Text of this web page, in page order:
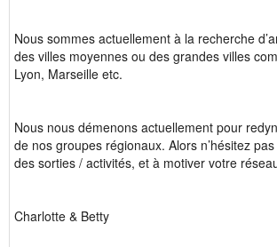
Nous sommes actuellement à la recherche
des villes moyennes ou des grandes villes
Lyon, Marseille etc.
Nous nous démenons actuellement pour
de nos groupes régionaux. Alors n’hésitez
des sorties / activités, et à motiver votre
Charlotte & Betty